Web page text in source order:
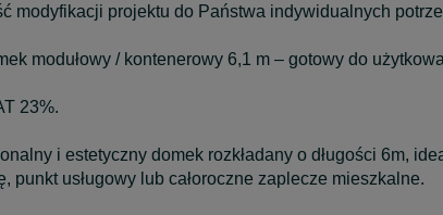
modyfikacji projektu do Państwa indywidualnych
modułowy / kontenerowy 6,1 m – gotowy do
23%.
i estetyczny domek rozkładany o długości 6m,
punkt usługowy lub całoroczne zaplecze mieszkalne.